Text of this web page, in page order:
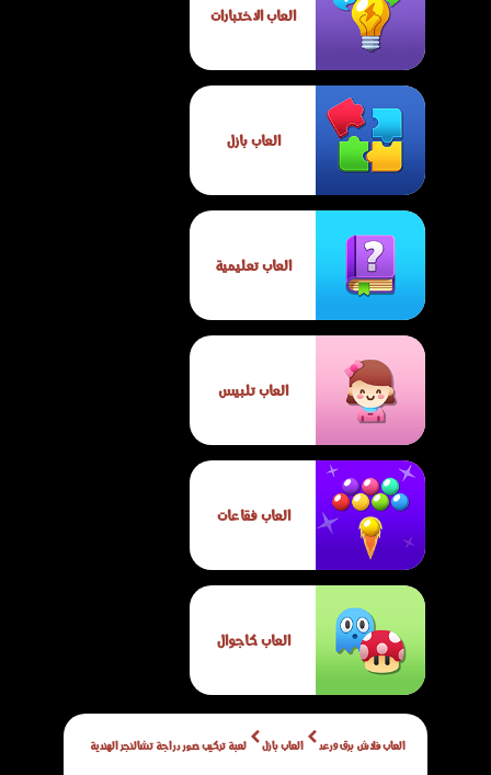
العاب الاختبارات
العاب بازل
العاب تعليمية
العاب تلبيس
العاب فقاعات
العاب كاجوال
العاب فلاش برق ورعد العاب بازل لعبة تركيب صور دراجة تشالنجر الهندية